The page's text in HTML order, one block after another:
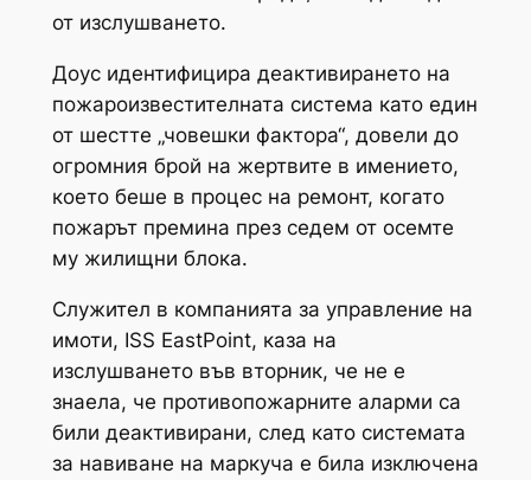
от изслушването.
Доус идентифицира деактивирането на
пожароизвестителната система като един
от шестте „човешки фактора“, довели до
огромния брой на жертвите в имението,
което беше в процес на ремонт, когато
пожарът премина през седем от осемте
му жилищни блока.
Служител в компанията за управление на
имоти, ISS EastPoint, каза на
изслушването във вторник, че не е
знаела, че противопожарните аларми са
били деактивирани, след като системата
за навиване на маркуча е била изключена